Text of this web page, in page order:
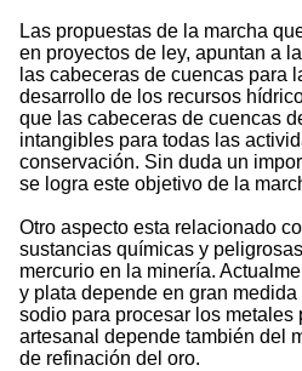
Las propuestas de la marcha
en proyectos de ley, apuntan a
las cabeceras de cuencas para
desarrollo de los recursos
que las cabeceras de cuencas
intangibles para todas las
conservación. Sin duda un
se logra este objetivo de la
Otro aspecto esta relacionado
sustancias químicas y
mercurio en la minería.
y plata depende en gran
sodio para procesar los metales
artesanal depende también del
de refinación del oro.